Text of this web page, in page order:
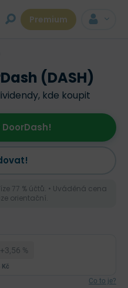
Premium
(DASH)
kde koupit
77 % účtů. • Uváděná cena
orientační.
+3,56 %
Kč
Co to je?